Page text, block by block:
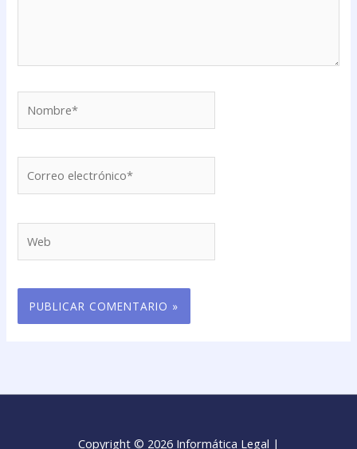
electrónico*
Copyright © 2026 Informática Legal |